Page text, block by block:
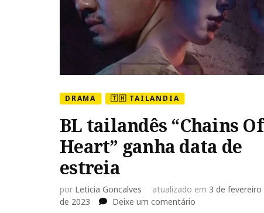
DRAMA 🇹🇭 TAILANDIA
BL tailandês “Chains Of
Heart” ganha data de
estreia
por Leticia Goncalves atualizado em 3 de fevereiro
de 2023
Deixe um comentário